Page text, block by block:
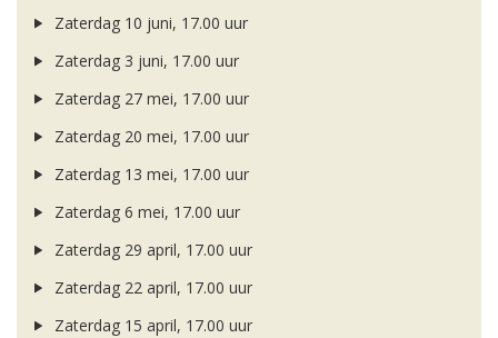
Zaterdag 10 juni, 17.00 uur
Zaterdag 3 juni, 17.00 uur
Zaterdag 27 mei, 17.00 uur
Zaterdag 20 mei, 17.00 uur
Zaterdag 13 mei, 17.00 uur
Zaterdag 6 mei, 17.00 uur
Zaterdag 29 april, 17.00 uur
Zaterdag 22 april, 17.00 uur
Zaterdag 15 april, 17.00 uur